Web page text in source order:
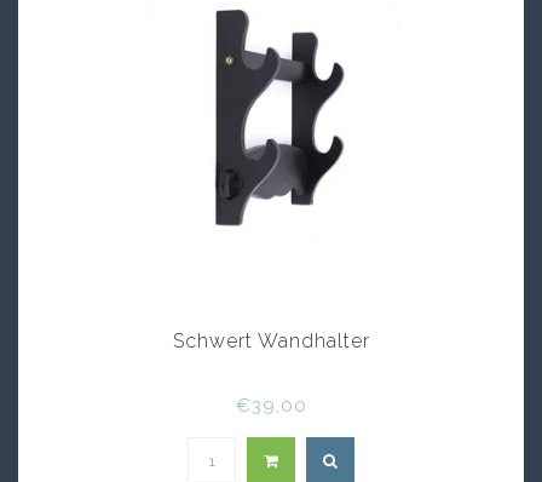
Schwert Wandhalter
€39,00